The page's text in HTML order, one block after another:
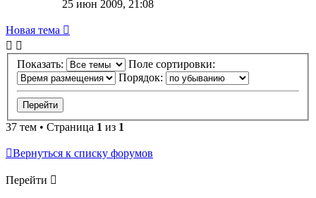
25 июн 2009, 21:08
Новая тема
Показать:
Поле сортировки:
Порядок:
37 тем • Страница 1 из 1
Вернуться к списку форумов
Перейти